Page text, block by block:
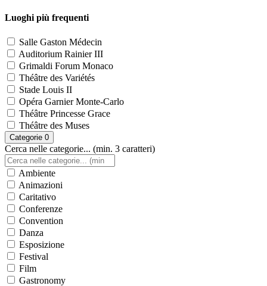
Luoghi più frequenti
Salle Gaston Médecin
Auditorium Rainier III
Grimaldi Forum Monaco
Théâtre des Variétés
Stade Louis II
Opéra Garnier Monte-Carlo
Théâtre Princesse Grace
Théâtre des Muses
Categorie 0
Cerca nelle categorie... (min. 3 caratteri)
Ambiente
Animazioni
Caritativo
Conferenze
Convention
Danza
Esposizione
Festival
Film
Gastronomy